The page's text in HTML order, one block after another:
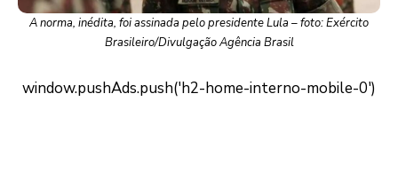
A norma, inédita, foi assinada pelo presidente Lula – foto: Exército
Brasileiro/Divulgação Agência Brasil